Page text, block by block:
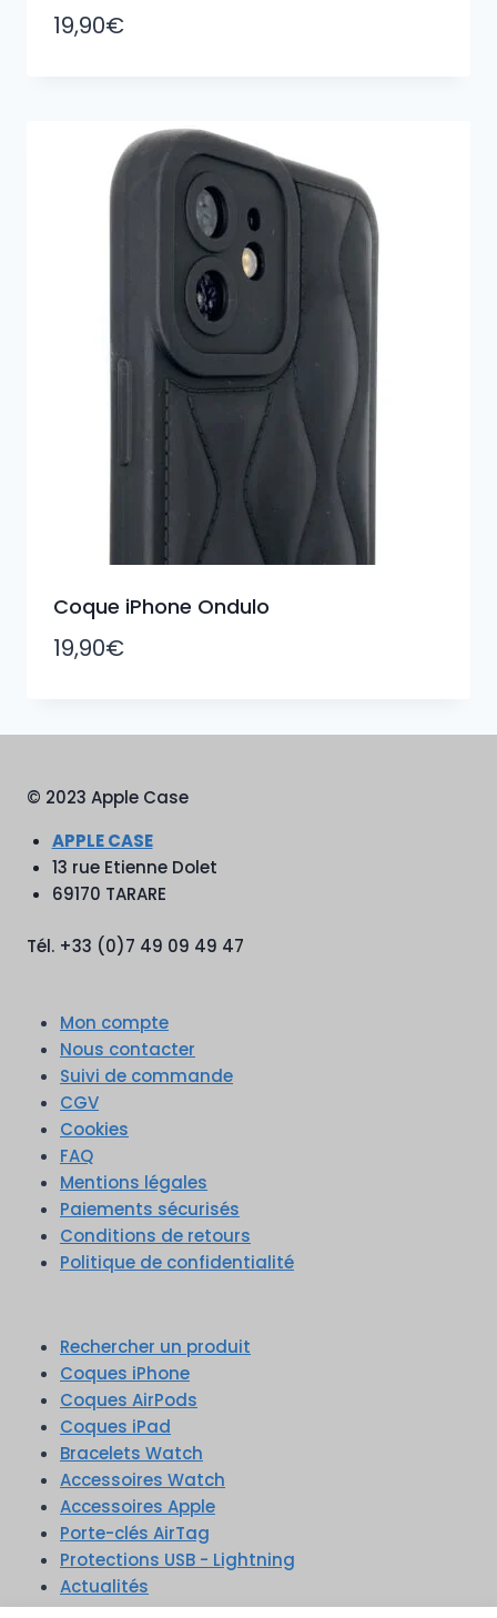
19,90€
Coque iPhone Ondulo
19,90€
© 2023 Apple Case
APPLE CASE
13 rue Etienne Dolet
69170 TARARE
Tél. +33 (0)7 49 09 49 47
Mon compte
Nous contacter
Suivi de commande
CGV
Cookies
FAQ
Mentions légales
Paiements sécurisés
Conditions de retours
Politique de confidentialité
Rechercher un produit
Coques iPhone
Coques AirPods
Coques iPad
Bracelets Watch
Accessoires Watch
Accessoires Apple
Porte-clés AirTag
Protections USB - Lightning
Actualités